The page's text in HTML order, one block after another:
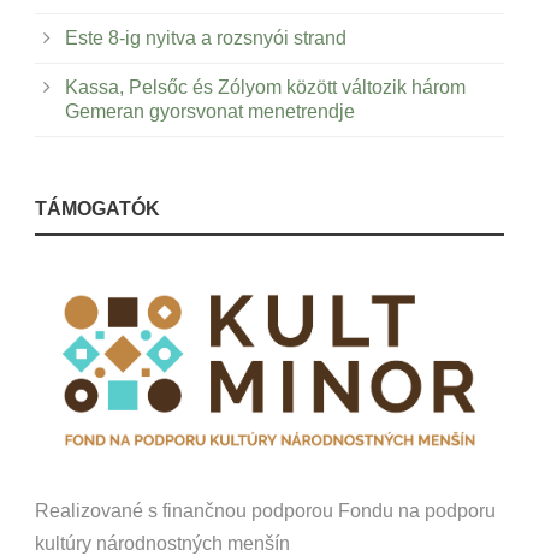
Este 8-ig nyitva a rozsnyói strand
Kassa, Pelsőc és Zólyom között változik három
Gemeran gyorsvonat menetrendje
TÁMOGATÓK
Realizované s finančnou podporou Fondu na podporu
kultúry národnostných menšín